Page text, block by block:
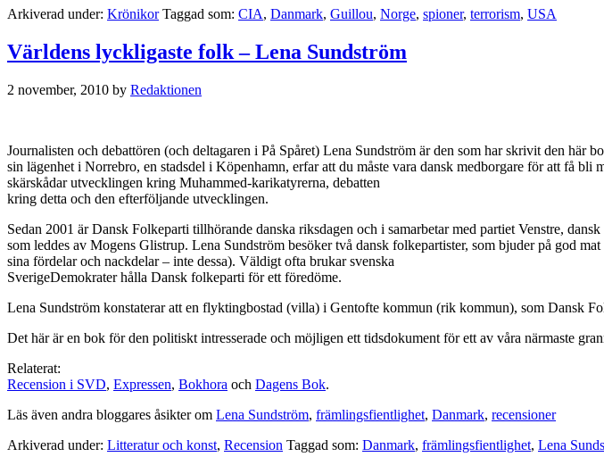
Arkiverad under: Krönikor Taggad som: CIA, Danmark, Guillou, Norge, spioner, terrorism, USA
Världens lyckligaste folk – Lena Sundström
2 november, 2010 by Redaktionen
Journalisten och debattören (och deltagaren i På Spåret) Lena Sundström är den som har skrivit den
sin lägenhet i Norrebro, en stadsdel i Köpenhamn, erfar att du måste vara dansk medborgare för att få
skärskådar utvecklingen kring Muhammed-karikatyrerna, debatten
kring detta och den efterföljande utvecklingen.
Sedan 2001 är Dansk Folkeparti tillhörande danska riksdagen och i samarbetar med partiet Venstre,
som leddes av Mogens Glistrup. Lena Sundström besöker två dansk folkepartister, som bjuder på god
sina fördelar och nackdelar – inte dessa). Väldigt ofta brukar svenska
SverigeDemokrater hålla Dansk folkeparti för ett föredöme.
Lena Sundström konstaterar att en flyktingbostad (villa) i Gentofte kommun (rik kommun), som Dansk
Det här är en bok för den politiskt intresserade och möjligen ett tidsdokument för ett av våra närmaste
Relaterat:
Recension i SVD, Expressen, Bokhora och Dagens Bok.
Läs även andra bloggares åsikter om Lena Sundström, främlingsfientlighet, Danmark, recensioner
Arkiverad under: Litteratur och konst, Recension Taggad som: Danmark, främlingsfientlighet, Lena